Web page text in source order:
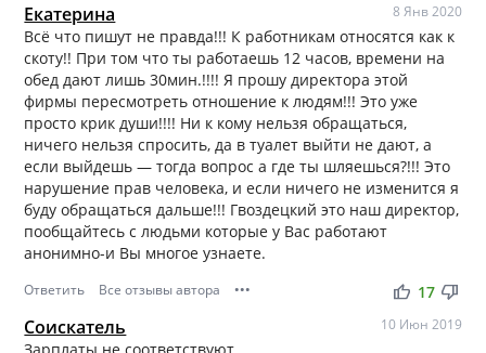
Екатерина 8 Янв 2020
Всё что пишут не правда!!! К работникам относятся как к
скоту!! При том что ты работаешь 12 часов, времени на
обед дают лишь 30мин.!!!! Я прошу директора этой
фирмы пересмотреть отношение к людям!!! Это уже
просто крик души!!!! Ни к кому нельзя обращаться,
ничего нельзя спросить, да в туалет выйти не дают, а
если выйдешь — тогда вопрос а где ты шляешься?!!! Это
нарушение прав человека, и если ничего не изменится я
буду обращаться дальше!!! Гвоздецкий это наш директор,
пообщайтесь с людьми которые у Вас работают
анонимно-и Вы многое узнаете.
Ответить Все отзывы автора ••• thumb_up thumb_down
17
Соискатель 10 Июн 2019
Зарплаты не соответствуют